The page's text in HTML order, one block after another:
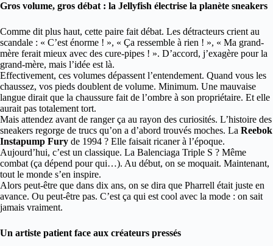
Gros volume, gros débat : la Jellyfish électrise la planète sneakers
Comme dit plus haut, cette paire fait débat. Les détracteurs crient au
scandale : « C’est énorme ! », « Ça ressemble à rien ! », « Ma grand-
mère ferait mieux avec des cure-pipes ! ». D’accord, j’exagère pour la
grand-mère, mais l’idée est là.
Effectivement, ces volumes dépassent l’entendement. Quand vous les
chaussez, vos pieds doublent de volume. Minimum. Une mauvaise
langue dirait que la chaussure fait de l’ombre à son propriétaire. Et elle
aurait pas totalement tort.
Mais attendez avant de ranger ça au rayon des curiosités. L’histoire des
sneakers regorge de trucs qu’on a d’abord trouvés moches. La Reebok
Instapump Fury de 1994 ? Elle faisait ricaner à l’époque.
Aujourd’hui, c’est un classique. La Balenciaga Triple S ? Même
combat (ça dépend pour qui…). Au début, on se moquait. Maintenant,
tout le monde s’en inspire.
Alors peut-être que dans dix ans, on se dira que Pharrell était juste en
avance. Ou peut-être pas. C’est ça qui est cool avec la mode : on sait
jamais vraiment.
Un artiste patient face aux créateurs pressés